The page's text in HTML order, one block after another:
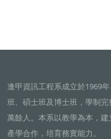
逢甲資訊工程系成立於1969
班、碩士班及博士班，學制
萬餘人。本系以教學為本，
產學合作，培育務實能力。